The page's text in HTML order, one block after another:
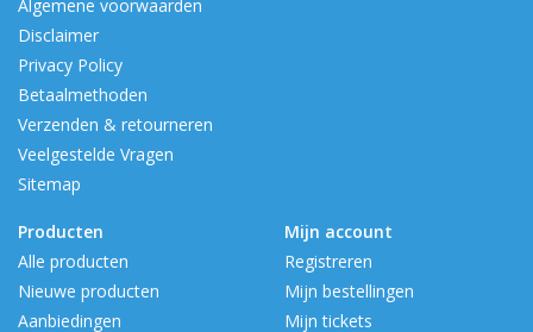
Algemene voorwaarden
Disclaimer
Privacy Policy
Betaalmethoden
Verzenden & retourneren
Veelgestelde Vragen
Sitemap
Producten
Alle producten
Nieuwe producten
Aanbiedingen
Mijn account
Registreren
Mijn bestellingen
Mijn tickets